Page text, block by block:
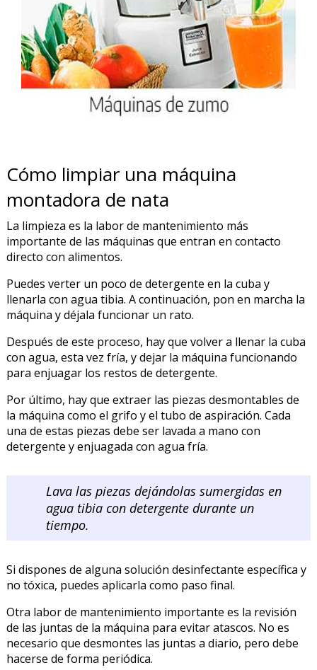
Cómo limpiar una máquina
montadora de nata
La limpieza es la labor de mantenimiento más
importante de las máquinas que entran en contacto
directo con alimentos.
Puedes verter un poco de detergente en la cuba y
llenarla con agua tibia. A continuación, pon en marcha la
máquina y déjala funcionar un rato.
Después de este proceso, hay que volver a llenar la cuba
con agua, esta vez fría, y dejar la máquina funcionando
para enjuagar los restos de detergente.
Por último, hay que extraer las piezas desmontables de
la máquina como el grifo y el tubo de aspiración. Cada
una de estas piezas debe ser lavada a mano con
detergente y enjuagada con agua fría.
Lava las piezas dejándolas sumergidas en
agua tibia con detergente durante un
tiempo.
Si dispones de alguna solución desinfectante específica y
no tóxica, puedes aplicarla como paso final.
Otra labor de mantenimiento importante es la revisión
de las juntas de la máquina para evitar atascos. No es
necesario que desmontes las juntas a diario, pero debe
hacerse de forma periódica.